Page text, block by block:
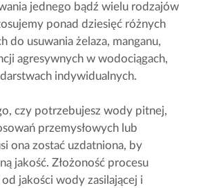
jednego bądź wielu rodzajów
ponad dziesięć różnych
do usuwania żelaza, manganu,
agresywnych w wodociągach,
indywidualnych.
czy potrzebujesz wody pitnej,
przemysłowych lub
ona zostać uzdatniona, by
jakość. Złożoność procesu
jakości wody zasilającej i